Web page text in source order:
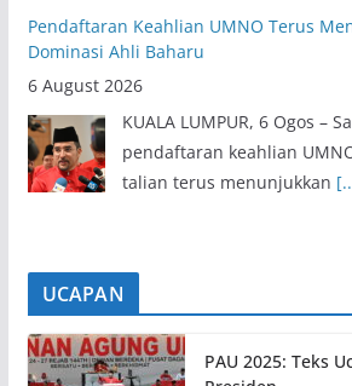
Pendaftaran Keahlian UMNO Terus
Dominasi Ahli Baharu
6 August 2026
KUALA LUMPUR, 6 Ogos –
pendaftaran keahlian
talian terus menunjukkan
UCAPAN
PAU 2025: Teks